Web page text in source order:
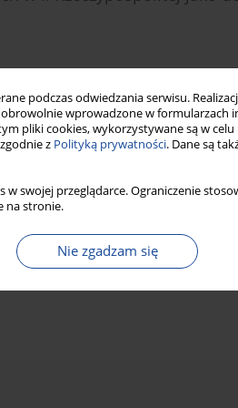
podczas odwiedzania serwisu.
wprowadzone w formularzach
pliki cookies, wykorzystywane są w
z Polityką prywatności. Dane są
w swojej przeglądarce. Ograniczenie
na stronie.
Nie zgadzam się
XX wieku w